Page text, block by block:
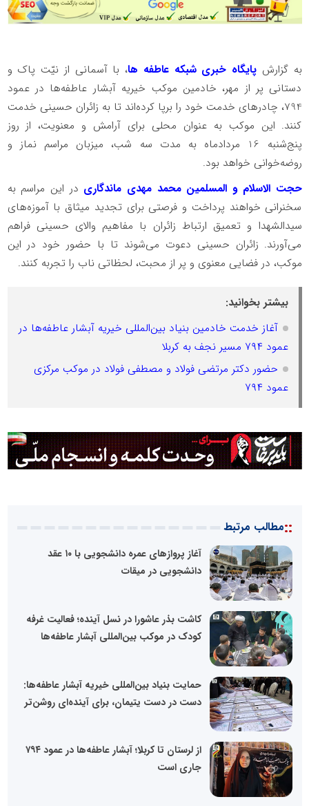
به گزارش پایگاه خبری شبکه عاطفه ها، با آسمانی از نیّت پاک و
دستانی پر از مهر، خادمین موکب خیریه آبشار عاطفه‌ها در عمود
794، چادرهای خدمت خود را برپا کرده‌اند تا به زائران حسینی خدمت
کنند. این موکب به عنوان محلی برای آرامش و معنویت، از روز
پنج‌شنبه 16 مردادماه به مدت سه شب، میزبان مراسم نماز و
روضه‌خوانی خواهد بود.
حجت الاسلام و المسلمین محمد مهدی ماندگاری در این مراسم به
سخنرانی خواهند پرداخت و فرصتی برای تجدید میثاق با آموزه‌های
سیدالشهدا و تعمیق ارتباط زائران با مفاهیم والای حسینی فراهم
می‌آورند. زائران حسینی دعوت می‌شوند تا با حضور خود در این
موکب، در فضایی معنوی و پر از محبت، لحظاتی ناب را تجربه کنند.
بیشتر بخوانید:
آغاز خدمت خادمین بنیاد بین‌المللی خیریه آبشار عاطفه‌ها در
عمود ۷۹۴ مسیر نجف به کربلا
حضور دکتر مرتضی فولاد و مصطفی فولاد در موکب مرکزی
عمود ۷۹۴
::مطالب مرتبط
آغاز پروازهای عمره دانشجویی با ۱۰ عقد
دانشجویی در میقات
کاشت بذر عاشورا در نسل آینده؛ فعالیت غرفه
کودک در موکب بین‌المللی آبشار عاطفه‌ها
حمایت بنیاد بین‌المللی خیریه آبشار عاطفه‌ها:
دست در دست یتیمان، برای آینده‌ای روشن‌تر
از لرستان تا کربلا؛ آبشار عاطفه‌ها در عمود ۷۹۴
جاری است